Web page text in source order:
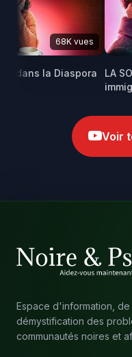
68K vues
dans la Diaspora
LA
immigrés
Voir
Espace d'information,
démystification des
communautés noires et